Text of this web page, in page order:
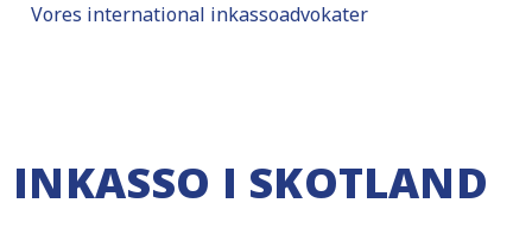
Vores international inkassoadvokater
INKASSO I SKOTLAND